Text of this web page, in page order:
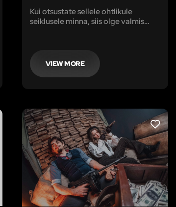
Kui otsustate sellele ohtlikule
seiklusele minna, siis olge valmis
VIEW MORE
LIKE